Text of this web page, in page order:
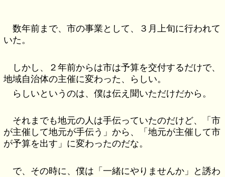
数年前まで、市の事業として、３月上旬に行われて
いた。
しかし、２年前からは市は予算を交付するだけで、
地域自治体の主催に変わった、らしい。
らしいというのは、僕は伝え聞いただけだから。
それまでも地元の人は手伝っていたのだけど、「市
が主催して地元が手伝う」から、「地元が主催して市
が予算を出す」に変わったのだな。
で、その時に、僕は「一緒にやりませんか」と誘わ